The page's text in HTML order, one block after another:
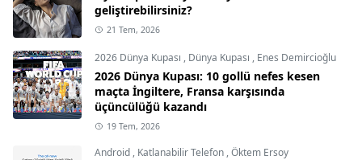
geliştirebilirsiniz?
21 Tem, 2026
2026 Dünya Kupası , Dünya Kupası , Enes Demircioğlu
2026 Dünya Kupası: 10 gollü nefes kesen
maçta İngiltere, Fransa karşısında
üçüncülüğü kazandı
19 Tem, 2026
Android , Katlanabilir Telefon ,Öktem Ersoy